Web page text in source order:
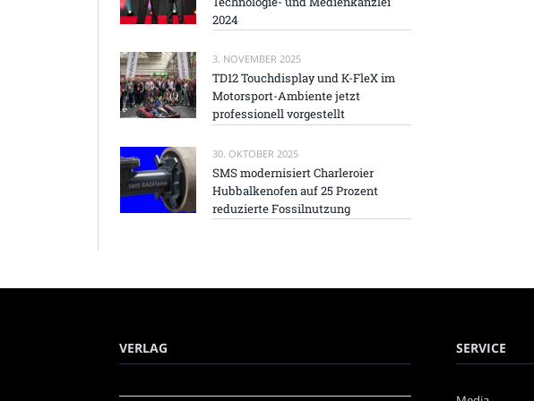
2024
3. NOVEMBER 2025
TD12 Touchdisplay und K-FleX im
Motorsport-Ambiente jetzt
professionell vorgestellt
30. OKTOBER 2025
SMS modernisiert Charleroier
Hubbalkenofen auf 25 Prozent
reduzierte Fossilnutzung
VERLAG SERVICE